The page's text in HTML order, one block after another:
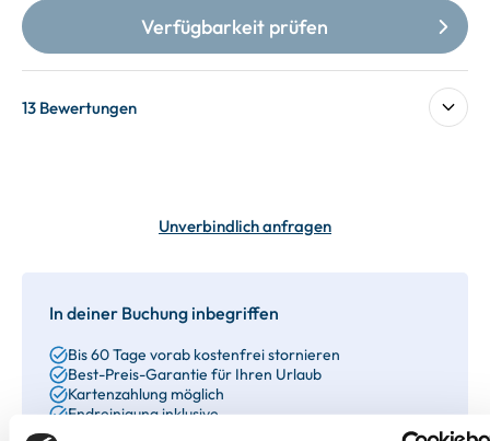
13 Bewertungen
Unverbindlich anfragen
In deiner Buchung inbegriffen
Bis 60 Tage vorab kostenfrei stornieren
Best-Preis-Garantie für Ihren Urlaub
Kartenzahlung möglich
Endreinigung inklusive